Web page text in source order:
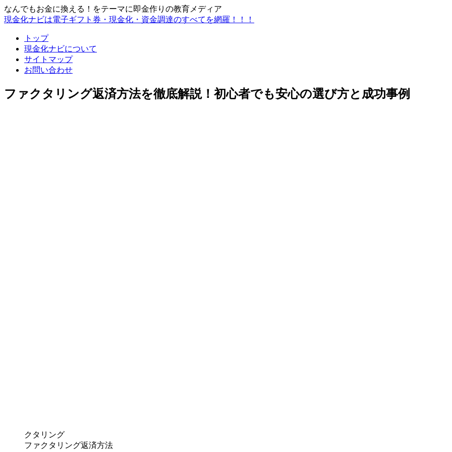
なんでもお金に換える！をテーマに即金作りの教育メディア
現金化ナビは電子ギフト券・現金化・資金調達のすべてを網羅！！！
トップ
現金化ナビについて
サイトマップ
お問い合わせ
ファクタリング返済方法を徹底解説！初心者でも安心の選び方と成功事例
クタリング
ファクタリング返済方法